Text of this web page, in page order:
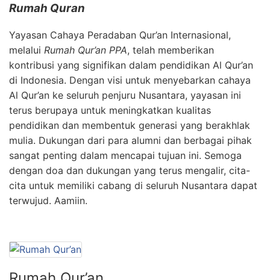
Rumah Quran
Yayasan Cahaya Peradaban Qur’an Internasional,
melalui Rumah Qur’an PPA, telah memberikan
kontribusi yang signifikan dalam pendidikan Al Qur’an
di Indonesia. Dengan visi untuk menyebarkan cahaya
Al Qur’an ke seluruh penjuru Nusantara, yayasan ini
terus berupaya untuk meningkatkan kualitas
pendidikan dan membentuk generasi yang berakhlak
mulia. Dukungan dari para alumni dan berbagai pihak
sangat penting dalam mencapai tujuan ini. Semoga
dengan doa dan dukungan yang terus mengalir, cita-
cita untuk memiliki cabang di seluruh Nusantara dapat
terwujud. Aamiin.